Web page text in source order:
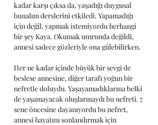
kadar karşı çıksa da, yaşadığı duygusal
bunalım derslerini etkiledi. Yapamadığı
için değil, yapmak istemiyordu herhangi
bir şey Kaya. Okumak umrunda değildi,
annesi sadece gözleriyle ona gülebilirken.
Her ne kadar içinde büyük bir sevgi de
beslese annesine, diğer tarafı yoğun bir
nefretle doluydu. Yaşayamadıklarına belki
de yaşamayacak oluşlarınaydı bu nefreti. 7
sene öncesine dayanıyordu bu nefret,
annesi hayatını sonlandırmak için